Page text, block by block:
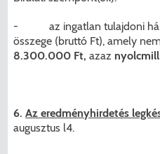
- az ingatlan tulajdoni
összege (bruttó Ft), amely
8.300.000 Ft,azaz
6.Az eredményhirdetés
augusztus l4.